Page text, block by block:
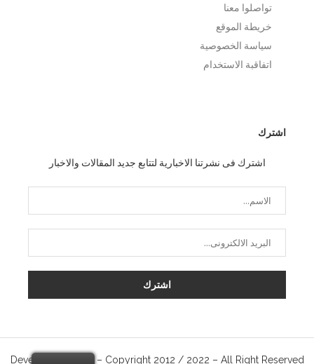
تواصلوا معنا
خريطة الموقع
سياسة الخصوصية
اتفاقبة الاستخدام
اشترك
اشترك فى نشرتنا الاخبارية لتتابع جديد المقالات والاخبار
Develop By Quran – Copyright 2012 / 2022 – All Right Reserved